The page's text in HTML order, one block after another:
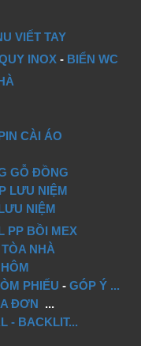
VIẾT TAY
INOX - BIỂN WC
CÀI ÁO
GỖ ĐỒNG
LƯU NIỆM
NIỆM
PP BỒI MEX
NHÀ
PHIẾU - GÓP Ý ...
ĐƠN ...
- BACKLIT...